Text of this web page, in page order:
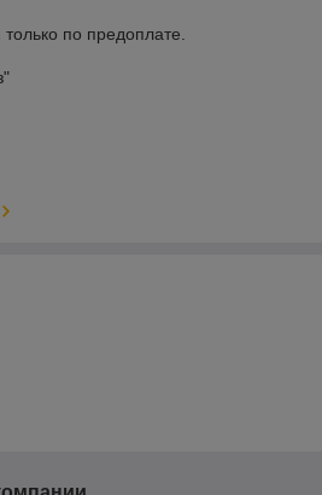
по предоплате.